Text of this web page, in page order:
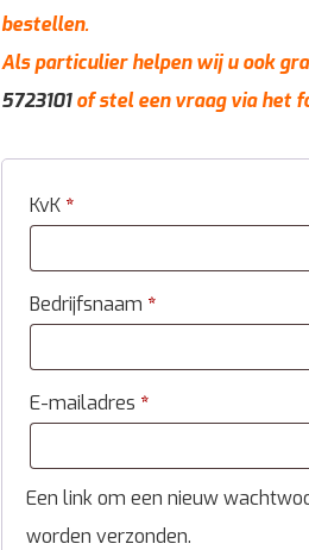
bestellen.
Als particulier helpen wij u ook
5723101of stel een vraag via het
KvK *
Bedrijfsnaam *
E-mailadres *
Een link om een nieuw
worden verzonden.